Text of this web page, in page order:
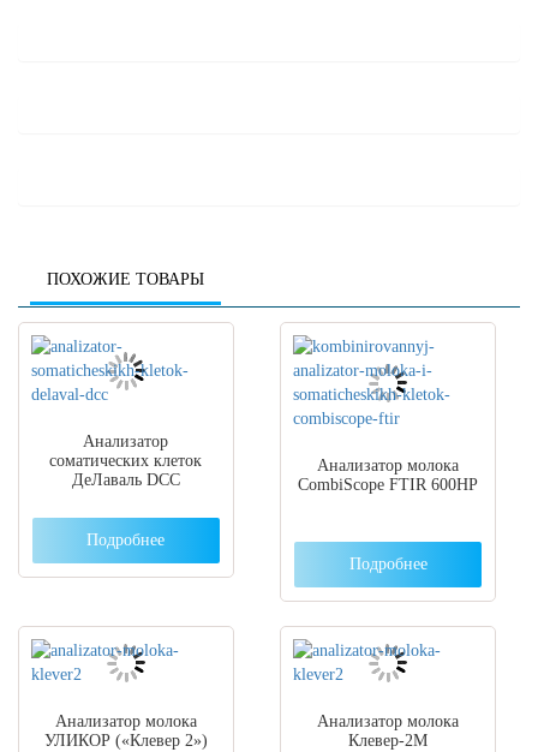
ПОХОЖИЕ ТОВАРЫ
Анализатор
соматических клеток
ДеЛаваль DCC
Подробнее
Анализатор молока
CombiScope FTIR 600HP
Подробнее
Анализатор молока
УЛИКОР («Клевер 2»)
Анализатор молока
Клевер-2М